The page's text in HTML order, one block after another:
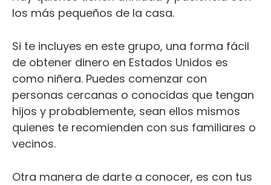
los más pequeños de la casa.
Si te incluyes en este grupo, una forma fácil
de obtener dinero en Estados Unidos es
como niñera. Puedes comenzar con
personas cercanas o conocidas que tengan
hijos y probablemente, sean ellos mismos
quienes te recomienden con sus familiares o
vecinos.
Otra manera de darte a conocer, es con tus